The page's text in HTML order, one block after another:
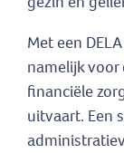
Met een
namelijk
financiële
uitvaart. Een